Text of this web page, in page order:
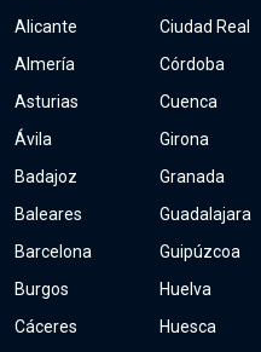
Alicante
Almería
Asturias
Ávila
Badajoz
Baleares
Barcelona
Burgos
Cáceres
Ciudad Real
Córdoba
Cuenca
Girona
Granada
Guadalajara
Guipúzcoa
Huelva
Huesca